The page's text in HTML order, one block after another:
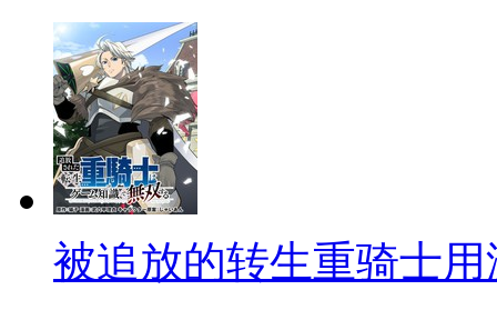
被追放的转生重骑士